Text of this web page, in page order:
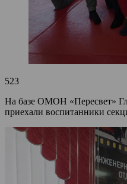
523
На базе ОМОН «Пересвет»
приехали воспитанники